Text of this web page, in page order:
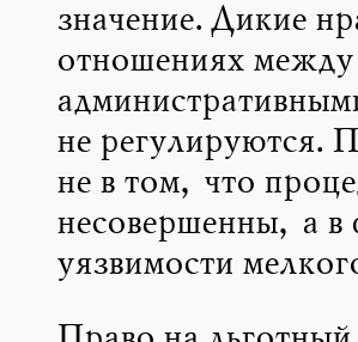
значение. Дикие
отношениях между
не регулируются.
не в том, что
несовершенны, а в
уязвимости